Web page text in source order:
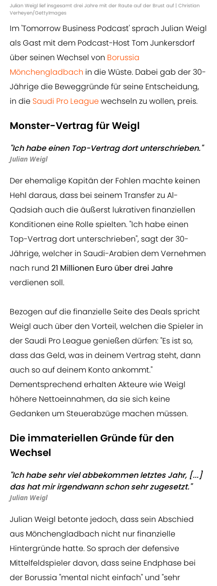
Julian Weigl lief insgesamt drei Jahre mit der Raute auf der Brust auf | Christian
Verheyen/GettyImages
Im 'Tomorrow Business Podcast' sprach Julian Weigl
als Gast mit dem Podcast-Host Tom Junkersdorf
über seinen Wechsel von Borussia
Mönchengladbach in die Wüste. Dabei gab der 30-
Jährige die Beweggründe für seine Entscheidung,
in die Saudi Pro Leaguewechseln zu wollen, preis.
Monster-Vertrag für Weigl
"Ich habe einen Top-Vertrag dort unterschrieben."
Julian Weigl
Der ehemalige Kapitän der Fohlen machte keinen
Hehl daraus, dass bei seinem Transfer zu Al-
Qadsiah auch die äußerst lukrativen finanziellen
Konditionen eine Rolle spielten. "Ich habe einen
Top-Vertrag dort unterschrieben", sagt der 30-
Jährige, welcher in Saudi-Arabien dem Vernehmen
nach rund 21 Millionen Euro über drei Jahre
verdienen soll.
Bezogen auf die finanzielle Seite des Deals spricht
Weigl auch über den Vorteil, welchen die Spieler in
der Saudi Pro League genießen dürfen: "Es ist so,
dass das Geld, was in deinem Vertrag steht, dann
auch so auf deinem Konto ankommt."
Dementsprechend erhalten Akteure wie Weigl
höhere Nettoeinnahmen, da sie sich keine
Gedanken um Steuerabzüge machen müssen.
Die immateriellen Gründe für den
Wechsel
"Ich habe sehr viel abbekommen letztes Jahr, [...]
das hat mir irgendwann schon sehr zugesetzt."
Julian Weigl
Julian Weigl betonte jedoch, dass sein Abschied
aus Mönchengladbach nicht nur finanzielle
Hintergründe hatte. So sprach der defensive
Mittelfeldspieler davon, dass seine Endphase bei
der Borussia "mental nicht einfach" und "sehr